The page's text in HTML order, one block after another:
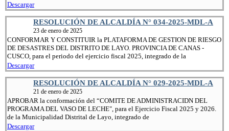
Descargar
RESOLUCIÓN DE ALCALDÍA N° 034-2025-MDL-A
23 de enero de 2025
CONFORMAR Y CONSTITUIR la PLATAFORMA DE GESTION DE RIESGO
DE DESASTRES DEL DISTRITO DE LAYO. PROVINCIA DE CANAS -
CUSCO, para el periodo del ejercicio fiscal 2025, integrado de la
Descargar
RESOLUCIÓN DE ALCALDÍA N° 029-2025-MDL-A
21 de enero de 2025
APROBAR la conformación del “COMITE DE ADMINISTRACIDN DEL
PROGRAMA DEL VASO DE LECHE", para el Ejercicio Fiscal 2025 y 2026.
de la Municipalidad Distrital de Layo, integrado de
Descargar